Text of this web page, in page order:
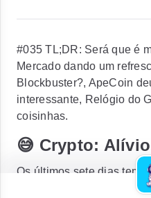
#035 TL;DR: Será que é
Mercado dando um
Blockbuster?, ApeCoin
interessante, Relógio do
coisinhas.
😅 Crypto: Alívio
Os últimos sete dias tem
Bitcoin subindo acima de